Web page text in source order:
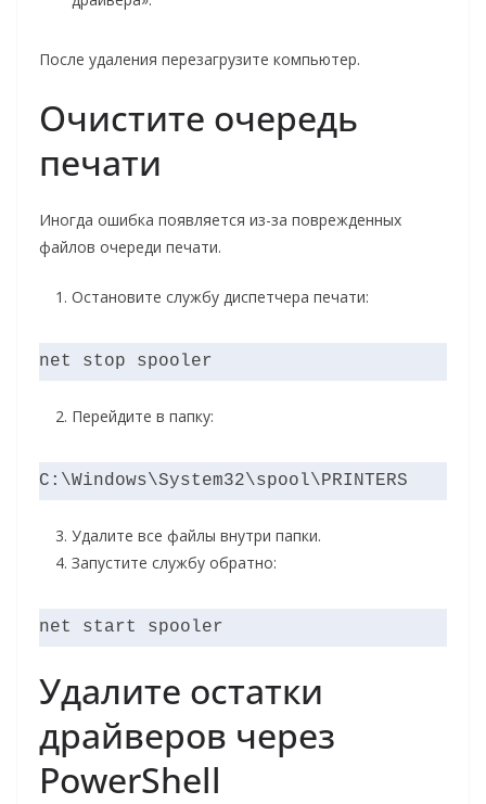
После удаления перезагрузите компьютер.
Очистите очередь
печати
Иногда ошибка появляется из-за поврежденных
файлов очереди печати.
Остановите службу диспетчера печати:
net stop spooler
Перейдите в папку:
C:\Windows\System32\spool\PRINTERS
Удалите все файлы внутри папки.
Запустите службу обратно:
net start spooler
Удалите остатки
драйверов через
PowerShell